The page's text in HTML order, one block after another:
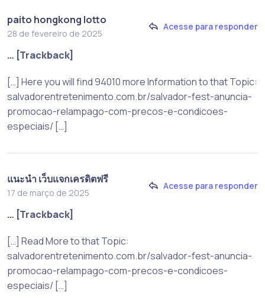
paito hongkong lotto
28 de fevereiro de 2025
Acesse para responder
… [Trackback]
[…] Here you will find 94010 more Information to that Topic:
salvadorentretenimento.com.br/salvador-fest-anuncia-
promocao-relampago-com-precos-e-condicoes-
especiais/ […]
แนะนำ เว็บแจกเครดิตฟรี
17 de março de 2025
Acesse para responder
… [Trackback]
[…] Read More to that Topic:
salvadorentretenimento.com.br/salvador-fest-anuncia-
promocao-relampago-com-precos-e-condicoes-
especiais/ […]